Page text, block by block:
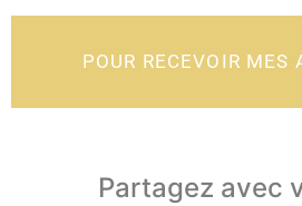
POUR RECEVOIR MES
Partagez avec